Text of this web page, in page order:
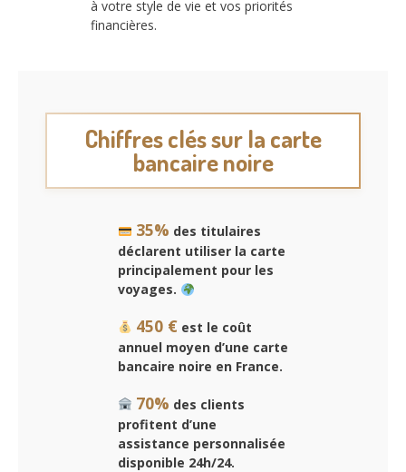
à votre style de vie et vos priorités
financières.
Chiffres clés sur la carte
bancaire noire
35% des titulaires
déclarent utiliser la carte
principalement pour les
voyages.
450 €est le coût
annuel moyen d’une carte
bancaire noire en France.
70% des clients
profitent d’une
assistance personnalisée
disponible 24h/24.